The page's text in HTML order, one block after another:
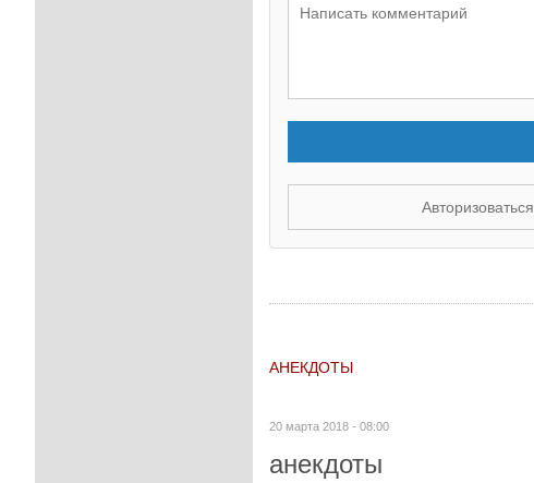
Авторизоваться
АНЕКДОТЫ
20 марта 2018 - 08:00
анекдоты